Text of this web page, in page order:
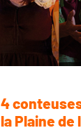
4
la Plaine de